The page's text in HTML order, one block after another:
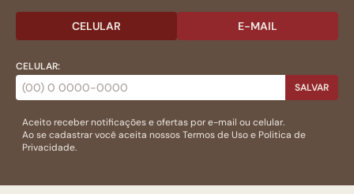
CELULAR E-MAIL
CELULAR:
SALVAR
Aceito receber notificações e ofertas por e-mail ou celular.
Ao se cadastrar você aceita nossosTermos de Usoe Politica de
Privacidade.